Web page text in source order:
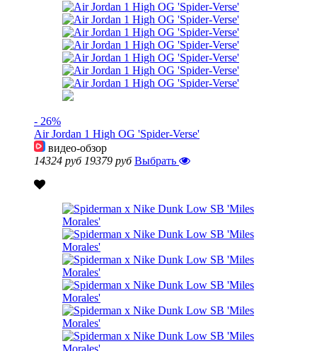
- 26%
Air Jordan 1 High OG 'Spider-Verse'
видео-обзор
14324 руб 19379 руб Выбрать